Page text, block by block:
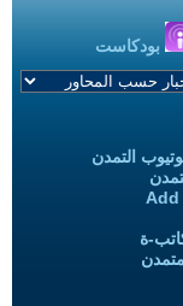
بودكاست
التمدن
ة